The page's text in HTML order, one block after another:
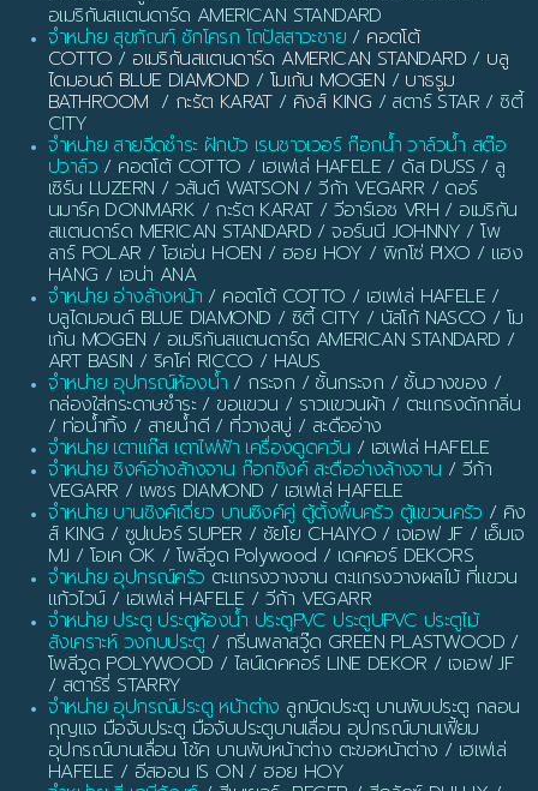
อเมริกันสแตนดาร์ด AMERICAN STANDARD
จำหน่าย สุขภัณฑ์ ชักโครก โถปัสสาวะชาย / คอตโต้
COTTO / อเมริกันสแตนดาร์ด AMERICAN STANDARD / บลู
ไดมอนด์ BLUE DIAMOND / โมเก้น MOGEN / บาธรูม
BATHROOM / กะรัต KARAT/ คิงส์ KING / สตาร์ STAR / ซิตี้
CITY
จำหน่าย สายฉีดชำระ ฝักบัว เรนชาวเวอร์ ก๊อกน้ำ วาล์วน้ำ สต๊อ
ปวาล์ว / คอตโต้ COTTO / เฮเฟเล่ HAFELE / ดัส DUSS / ลู
เซิร์น LUZERN / วสันต์ WATSON / วีก้า VEGARR / ดอร์
นมาร์ค DONMARK / กะรัต KARAT / วีอาร์เอช VRH / อเมริกัน
สแตนดาร์ด MERICAN STANDARD / จอร์นนี JOHNNY / โพ
ลาร์ POLAR / โฮเอ่น HOEN / ฮอย HOY / พิกโซ่ PIXO / แฮง
HANG / เอน่า ANA
จำหน่าย อ่างล้างหน้า / คอตโต้ COTTO / เฮเฟเล่ HAFELE /
บลูไดมอนด์ BLUE DIAMOND / ซิตี้ CITY / นัสโก้ NASCO / โม
เก้น MOGEN / อเมริกันสแตนดาร์ด AMERICAN STANDARD /
ART BASIN / ริคโค่ RICCO / HAUS
จำหน่าย อุปกรณ์ห้องน้ำ / กระจก / ชั้นกระจก / ชั้นวางของ /
กล่องใส่กระดาษชำระ / ขอแขวน / ราวแขวนผ้า / ตะแกรงดักกลิ่น
/ ท่อน้ำทิ้ง / สายน้ำดี / ที่วางสบู่ / สะดืออ่าง
จำหน่าย เตาแก๊ส เตาไฟฟ้า เครื่องดูดควัน / เฮเฟเล่ HAFELE
จำหน่าย ซิงค์อ่างล้างจาน ก๊อกซิงค์ สะดืออ่างล้างจาน / วีก้า
VEGARR / เพชร DIAMOND / เฮเฟเล่ HAFELE
จำหน่าย บานซิงค์เดี่ยว บานซิงค์คู่ ตู้ตั้งพื้นครัว ตู้แขวนครัว / คิง
ส์ KING / ซูปเปอร์ SUPER / ชัยโย CHAIYO / เจเอฟ JF / เอ็มเจ
MJ / โอเค OK / โพลีวูด Polywood / เดคคอร์ DEKORS
จำหน่าย อุปกรณ์ครัว ตะแกรงวางจาน ตะแกรงวางผลไม้ ที่แขวน
แก้วไวน์ / เฮเฟเล่ HAFELE / วีก้า VEGARR
จำหน่าย ประตู ประตูห้องน้ำ ประตูPVC ประตูUPVC ประตูไม้
สังเคราะห์ วงกบประตู / กรีนพลาสวู๊ด GREEN PLASTWOOD /
โพลีวูด POLYWOOD / ไลน์เดคคอร์ LINE DEKOR / เจเอฟ JF
/ สตาร์รี่ STARRY
จำหน่าย อุปกรณ์ประตู หน้าต่าง ลูกบิดประตู บานพับประตู กลอน
กุญแจ มือจับประตู มือจับประตูบานเลื่อน อุปกรณ์บานเฟี้ยม
อุปกรณ์บานเลื่อน โช้ค บานพับหน้าต่าง ตะขอหน้าต่าง / เฮเฟเล่
HAFELE / อีสออน IS ON / ฮอย HOY